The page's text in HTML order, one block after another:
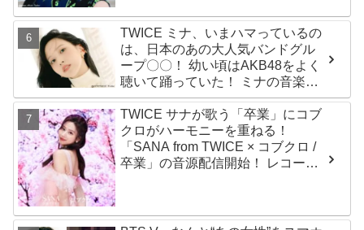
TWICE ミナ、いまハマっているの
は、日本のあの大人気バンドグル
ープ〇〇！ 幼い頃はAKB48をよく
聴いて踊っていた！ ミナの音楽の
趣味が明らかに
TWICE サナが歌う「卒業」にコブ
クロがハーモニーを重ねる！
「SANA from TWICE × コブクロ /
卒業」の音源配信開始！ レコーデ